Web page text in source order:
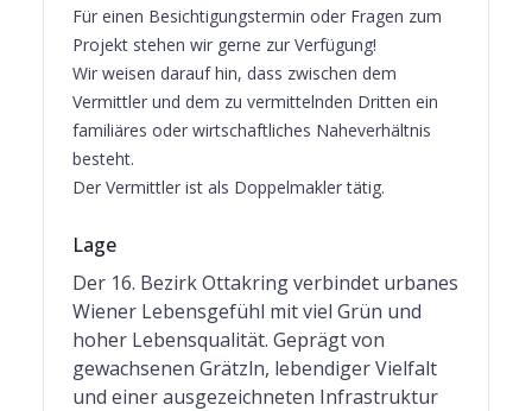
Für einen Besichtigungstermin oder Fragen zum
Projekt stehen wir gerne zur Verfügung!
Wir weisen darauf hin, dass zwischen dem
Vermittler und dem zu vermittelnden Dritten ein
familiäres oder wirtschaftliches Naheverhältnis
besteht.
Der Vermittler ist als Doppelmakler tätig.
Lage
Der 16. Bezirk Ottakring verbindet urbanes
Wiener Lebensgefühl mit viel Grün und
hoher Lebensqualität. Geprägt von
gewachsenen Grätzln, lebendiger Vielfalt
und einer ausgezeichneten Infrastruktur